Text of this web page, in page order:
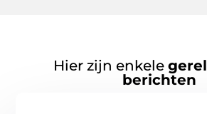
Hier zijn enkele
berichten